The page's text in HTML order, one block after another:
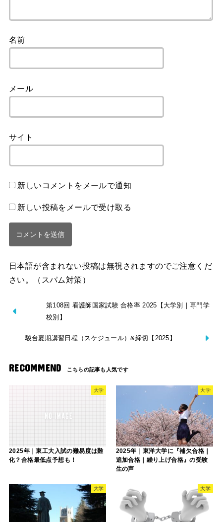
名前
メール
サイト
新しいコメントをメールで通知
新しい投稿をメールで受け取る
日本語が含まれない投稿は無視されますのでご注意くだ
さい。（スパム対策）
第108回 看護師国家試験 合格率 2025【大学別｜専門学
校別】
駿台夏期講習日程（スケジュール）&締切【2025】
RECOMMEND
大学
2025年｜東工大入試の難易度は難
化？合格最低点予想も！
大学
2025年｜東洋大学に『補欠合格｜
追加合格｜繰り上げ合格』の受験
生の声
大学 大学